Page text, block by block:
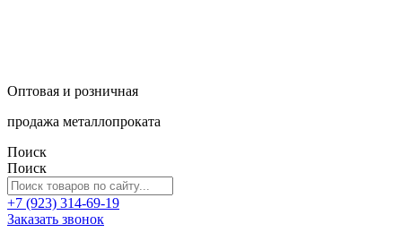
Оптовая и розничная
продажа металлопроката
Поиск
Поиск
+7 (923) 314-69-19
Заказать звонок